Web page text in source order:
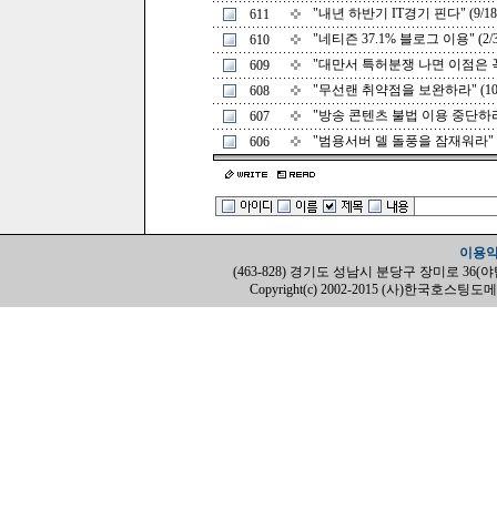
611
"내년 하반기 IT경기 핀다" (9/
610
"네티즌 37.1% 블로그 이용" (2/
609
"대만서 특허분쟁 나면 이점은
608
"무선랜 취약점을 보완하라"
607
"방송 콘텐츠 불법 이용 중단하
606
"범용서버 델 돌풍을 잠재워라"
이용
(463-828) 경기도 성남시 분당구 장미로 36(
Copyright(c) 2002-2015 (사)한국호스팅도